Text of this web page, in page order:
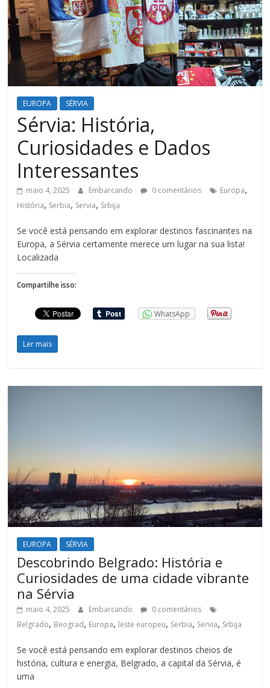
EUROPA SÉRVIA
Sérvia: História,
Curiosidades e Dados
Interessantes
maio 4, 2025 Embarcando 0 comentários Europa,
História, Serbia, Servia, Srbija
Se você está pensando em explorar destinos fascinantes na
Europa, a Sérvia certamente merece um lugar na sua lista!
Localizada
Compartilhe isso:
WhatsApp
Ler mais
EUROPA SÉRVIA
Descobrindo Belgrado: História e
Curiosidades de uma cidade vibrante
na Sérvia
maio 4, 2025 Embarcando
0 comentários
Belgrado, Beograd, Europa, leste europeu, Serbia, Servia, Srbija
Se você está pensando em explorar destinos cheios de
história, cultura e energia, Belgrado, a capital da Sérvia, é
uma